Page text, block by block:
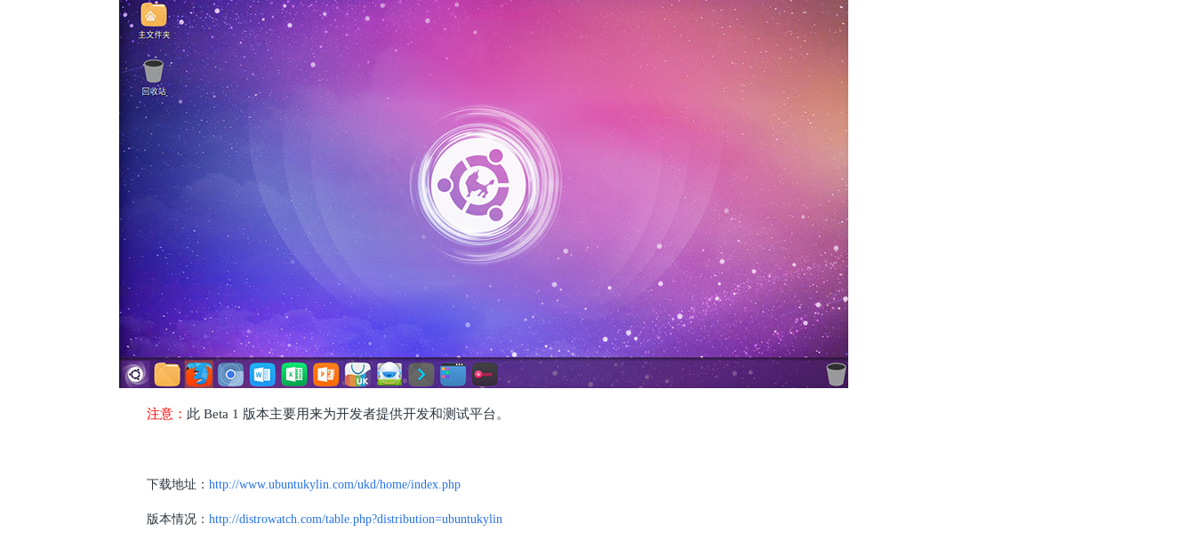
注意： 此 Beta 1 版本主要用来为开发者提供开发和测试平台。
下载地址：http://www.ubuntukylin.com/ukd/home/index.php
版本情况：http://distrowatch.com/table.php?distribution=ubuntukylin